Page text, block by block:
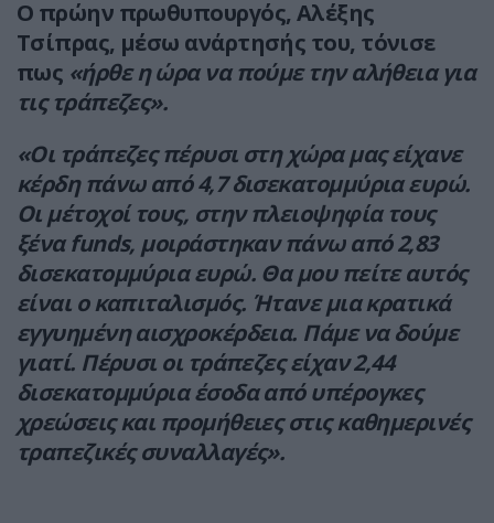
Ο πρώην πρωθυπουργός, Αλέξης
Τσίπρας, μέσω ανάρτησής του, τόνισε
πως «ήρθε η ώρα να πούμε την αλήθεια για
τις τράπεζες».
«Οι τράπεζες πέρυσι στη χώρα μας είχανε
κέρδη πάνω από 4,7 δισεκατομμύρια ευρώ.
Οι μέτοχοί τους, στην πλειοψηφία τους
ξένα funds, μοιράστηκαν πάνω από 2,83
δισεκατομμύρια ευρώ. Θα μου πείτε αυτός
είναι ο καπιταλισμός. Ήτανε μια κρατικά
εγγυημένη αισχροκέρδεια. Πάμε να δούμε
γιατί. Πέρυσι οι τράπεζες είχαν 2,44
δισεκατομμύρια έσοδα από υπέρογκες
χρεώσεις και προμήθειες στις καθημερινές
τραπεζικές συναλλαγές».